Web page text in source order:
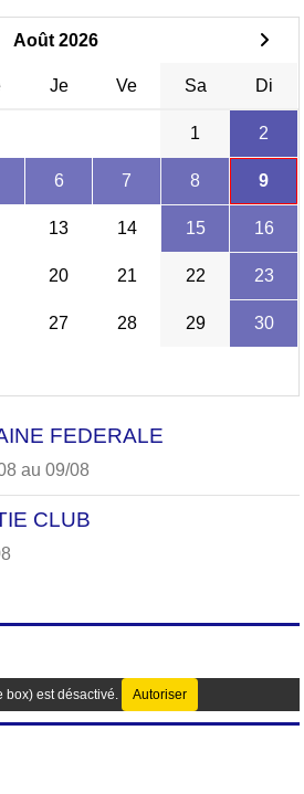
Août 2026
Je Ve Sa Di
1 2
6 7 8 9
13 14 15 16
20 21 22 23
27 28 29 30
FEDERALE
au 09/08
CLUB
box) est désactivé. Autoriser